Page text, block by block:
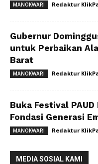
MANOKWARI Redaktur
Gubernur
untuk Perbaikan
Barat
MANOKWARI Redaktur
Buka Festival
Fondasi Generasi
MANOKWARI Redaktur
MEDIA SOSIAL KAMI